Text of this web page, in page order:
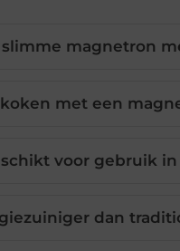
magnetron
met een
voor gebruik
dan